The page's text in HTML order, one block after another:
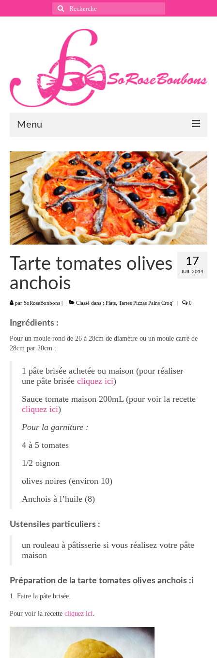
Rechercher
:
Menu
Suivez nous
Instagram
Pinterest
Facebook
Liste
Aumônières Feuilletés Samoussas
Blinis Cakes
Divers entrées
Plats
Pâtes Riz Polenta
Poissons
Tartes Pizzas Croq’
Viandes
Brownies Cookies Muffins
Cakes Cheesecakes Pancakes
Friandises Mignardises
Gâteaux Tartes
17
JUIL 2014
Tarte tomates olives
anchois
par SoRoseBonbons | Classé dans : Plats Tartes Pizzas Pains Croq' | 0
Ingrédients :
Pour un moule rond de 26 à 28cm de diamètre ou un moule carré de
28cm par 20cm :
1 pâte brisée achetée ou maison (pour réaliser
une pâte brisée cliquez ici)
Sauce tomate maison 200mL (pour voir la recette
cliquez ici)
Pour la garniture :
4 à 5 tomates
1/2 oignon
olives noires (environ 10)
Anchois à l’huile (8)
Ustensiles particuliers :
un rouleau à pâtisserie si vous réalisez votre pâte
maison
Préparation de la tarte tomates olives anchois :i
1. Faire la pâte brisée.
Pour voir la recette cliquez ici.